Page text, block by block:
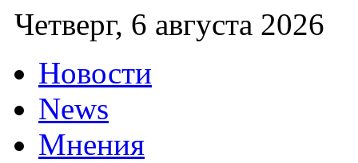
Четверг, 6 августа 2026
Новости
News
Мнения